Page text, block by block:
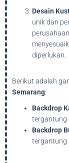
Desain
unik dan
diperlukan.
Berikut adalah
Semarang:
Backdrop
tergantung
Backdrop
tergantung